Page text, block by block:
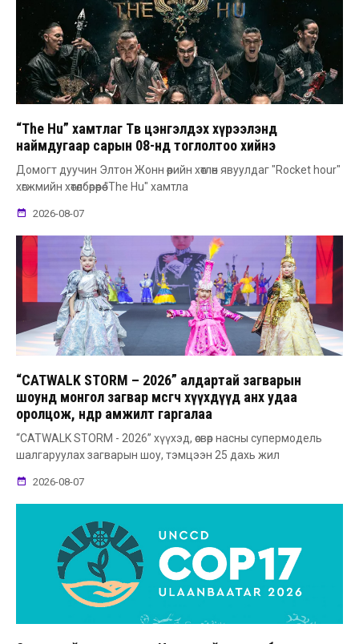
“The Hu” хамтлаг Төв цэнгэлдэх хүрээлэнд
наймдугаар сарын 08-нд тоглолтоо хийнэ
Домогт дуучин Элтон Жонн өөрийн хөтлөн явуулдаг "Rocket hour"
хөгжмийн хөтөлбөрөөрөө "The Hu" хамтла
2026-08-07
“CATWALK STORM – 2026” алдартай загварын
шоунд монгол загвар өмсөгч хүүхдүүд анх удаа
оролцож, өндөр амжилт гаргалаа
“CATWALK STORM - 2026” хүүхэд, өсвөр насны супермодель
шалгаруулах загварын шоу, тэмцээн 25 дахь жил
2026-08-07